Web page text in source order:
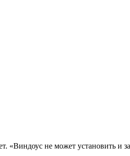
«Виндоус не может установить и